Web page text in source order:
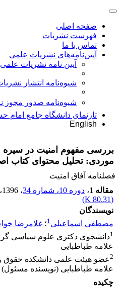
صفحه اصلی
فهرست نشریات
تماس با ما
آیین‌نامه‌های نشریات علمی
آیین نامه نشریات علمی
شیوه‌نامه انتشار
شیوهنامه صدور مجوز
تارنمای دانشگاه جامع امام
English
بررسی مفهوم امنیت در
موردی: تحلیل محتوای کتاب
فصلنامه آفاق امنیت
مقاله 1
، دوره 10، شماره 34 ، 1396
(
80.31 K
)
نویسندگان
مصطفی اسماعیلی1؛ غلامرضا
1دانشجوی دکتری علوم سیاسی
علامه طباطبایی
2عضو هیئت علمی دانشکده حقوق
علامه طباطبایی (نویسنده مسئول)
چکیده